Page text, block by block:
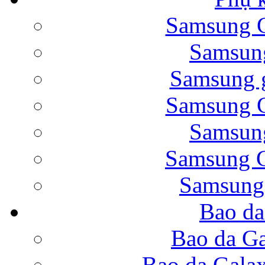
Bao da Samsung
Bao da Galaxy
Nắp lưng Samsung
Samsung
Samsung
Samsung
Bao
Bao da